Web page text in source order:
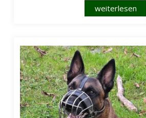
weiterlesen